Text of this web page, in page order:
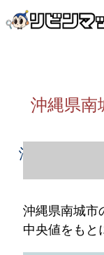
沖縄県南
沖縄県南城
沖縄県南城市
中央値をもと